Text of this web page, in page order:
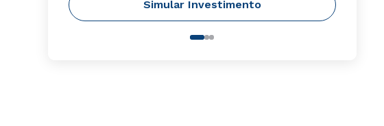
Simular Investimento